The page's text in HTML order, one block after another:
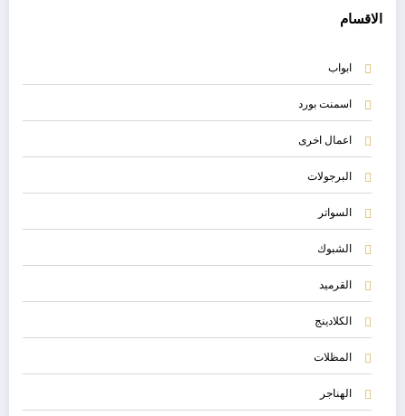
الاقسام
ابواب
اسمنت بورد
اعمال اخرى
البرجولات
السواتر
الشبوك
القرميد
الكلادينج
المظلات
الهناجر